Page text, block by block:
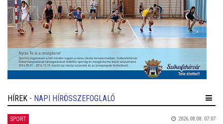
HÍREK - NAPI HÍRÖSSZEFOGLALÓ
SPORT 2026.08.08. 07:07